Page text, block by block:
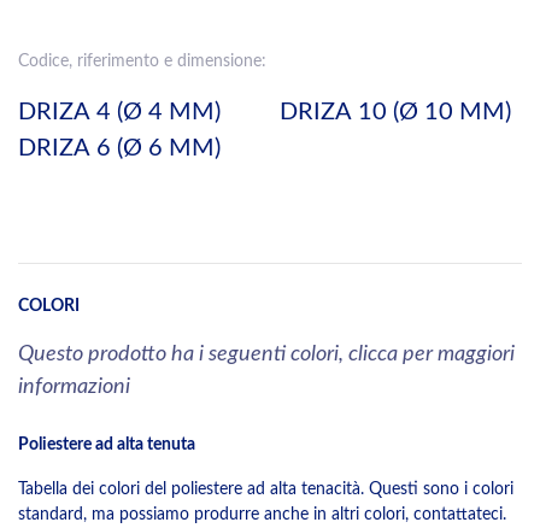
Codice, riferimento e dimensione:
DRIZA 4 (Ø 4 MM)
DRIZA 6 (Ø 6 MM)
DRIZA 10 (Ø 10 MM)
COLORI
Questo prodotto ha i seguenti colori, clicca per maggiori
informazioni
Poliestere ad alta tenuta
Tabella dei colori del poliestere ad alta tenacità. Questi sono i colori
standard, ma possiamo produrre anche in altri colori, contattateci.